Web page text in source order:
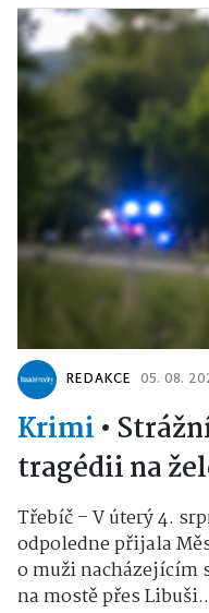
REDAKCE 05. 08.
Krimi •
tragédii na
Třebíč – V úterý 4.
odpoledne přijala
o muži nacházejícím
na mostě přes